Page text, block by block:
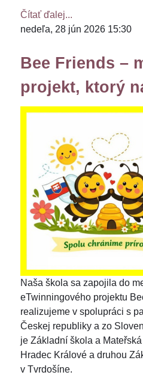
Čítať ďalej...
nedeľa, 28 jún 2026 15:30
Bee Friends –
projekt, ktorý
Naša škola sa zapojila do
eTwinningového projektu
realizujeme v spolupráci s
Českej republiky a zo
je Základní škola a
Hradec Králové a druhou
v Tvrdošíne.